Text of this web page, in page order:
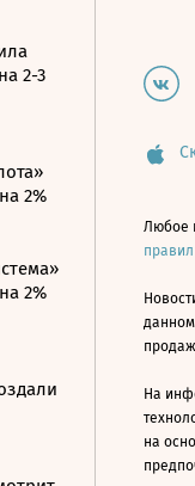
2-3
2%
2%
Любое
На
на